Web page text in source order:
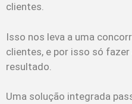
clientes.
Isso nos leva a uma
clientes, e por isso só
resultado.
Uma solução integrada